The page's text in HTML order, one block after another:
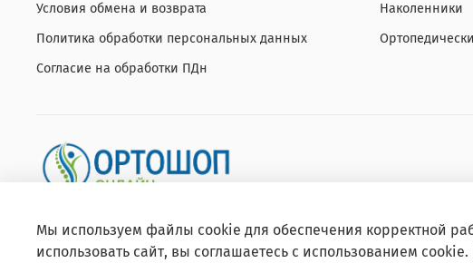
Условия обмена и возврата
Политика обработки персональных данных
Согласие на обработки ПДн
Наколенники
© 2026 Любое использование контента без письменного разрешения
Мы используем файлы cookie для обеспечения корректной
использовать сайт, вы соглашаетесь с использованием